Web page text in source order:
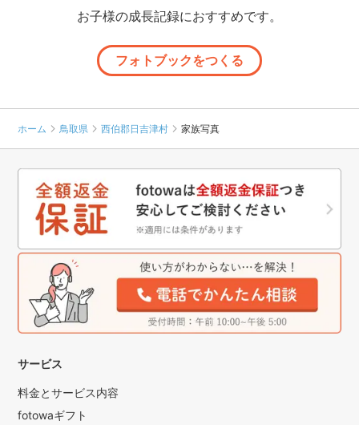
お子様の成長記録におすすめです。
フォトブックをつくる
ホーム 鳥取県 西伯郡日吉津村 家族写真
サービス
料金とサービス内容
fotowaギフト